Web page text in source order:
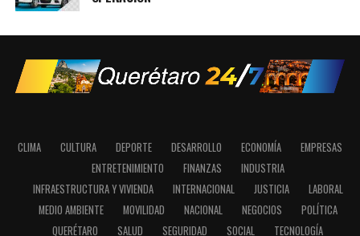
CLIMA CULTURA DEPORTE DESARROLLO ECONOMÍA
EMPRESAS
ENTRETENIMIENTO
FINANZAS
INDUSTRIA
INFRAESTRUCTURA Y VIVIENDA
INTERNACIONAL JUSTICIA
LABORAL
MEDIO AMBIENTE
MOVILIDAD NACIONAL NEGOCIOS
POLÍTICA
QUERÉTARO
SALUD SEGURIDAD SOCIAL TECNOLOGÍA